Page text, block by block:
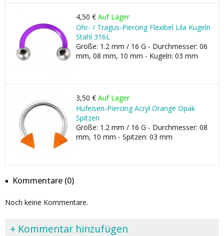
4,50 € Auf Lager
Ohr- / Tragus-Piercing Flexibel Lila Kugeln
Stahl 316L
Größe: 1.2 mm / 16 G - Durchmesser: 06
mm, 08 mm, 10 mm - Kugeln: 03 mm
3,50 € Auf Lager
Hufeisen-Piercing Acryl Orange Opak
Spitzen
Größe: 1.2 mm / 16 G - Durchmesser: 08
mm, 10 mm - Spitzen: 03 mm
Kommentare (0)
Noch keine Kommentare.
+ Kommentar hinzufügen